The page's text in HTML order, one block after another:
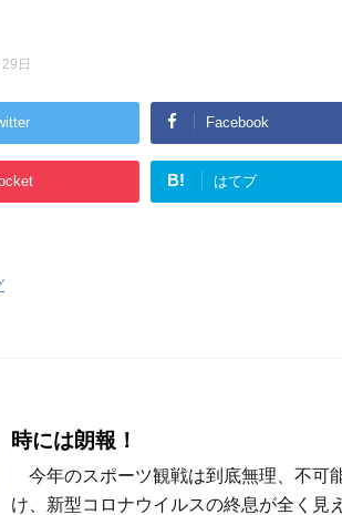
日
Facebook
B! はてブ
時には朗報！
今年のスポーツ観戦は到底無理、不
け、新型コロナウイルスの終息が全く見